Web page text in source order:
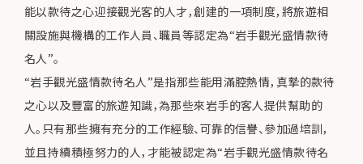
能以款待之心迎接觀光客的人才，創建的一項制度，將旅遊相
關設施與機構的工作人員、職員等認定為“岩手觀光盛情款待
名人”。
“岩手觀光盛情款待名人”是指那些能用滿腔熱情，真摯的款待
之心以及豐富的旅遊知識，為那些來岩手的客人提供幫助的
人。只有那些擁有充分的工作經驗、可靠的信譽、參加過培訓，
並且持續積極努力的人，才能被認定為“岩手觀光盛情款待名